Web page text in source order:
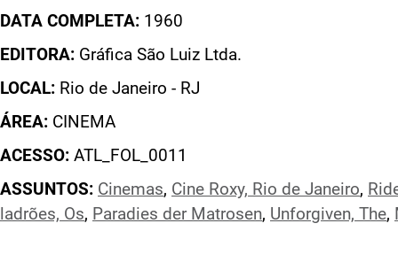
DATA COMPLETA: 1960
EDITORA: Gráfica São Luiz Ltda.
LOCAL: Rio de Janeiro - RJ
ÁREA: CINEMA
ACESSO: ATL_FOL_0011
ASSUNTOS: Cinemas, Cine Roxy, Rio de Janeiro,
ladrões, Os, Paradies der Matrosen, Unforgiven, The,